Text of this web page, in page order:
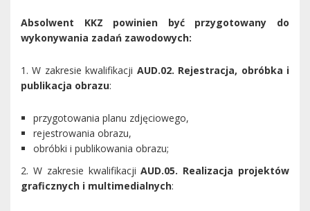
Absolwent KKZ powinien być przygotowany do
wykonywania zadań zawodowych:
1. W zakresie kwalifikacji AUD.02. Rejestracja, obróbka i
publikacja obrazu:
przygotowania planu zdjęciowego,
rejestrowania obrazu,
obróbki i publikowania obrazu;
2. W zakresie kwalifikacjiAUD.05. Realizacja projektów
graficznych i multimedialnych: